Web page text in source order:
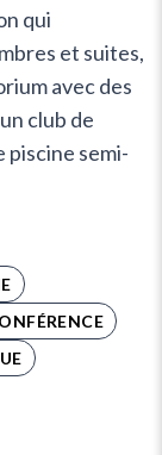
qui
et suites,
avec des
club de
piscine semi-